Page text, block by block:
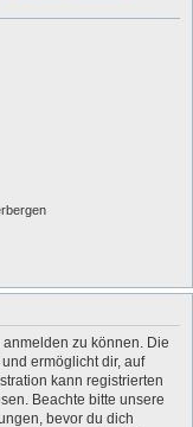
zu können. Die
ermöglicht dir, auf
kann registrierten
Beachte bitte unsere
bevor du dich